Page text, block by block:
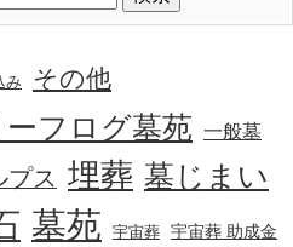
み その他
ーフログ墓苑 一般墓
プス 埋葬 墓じまい
墓苑 宇宙葬 宇宙葬 助成金